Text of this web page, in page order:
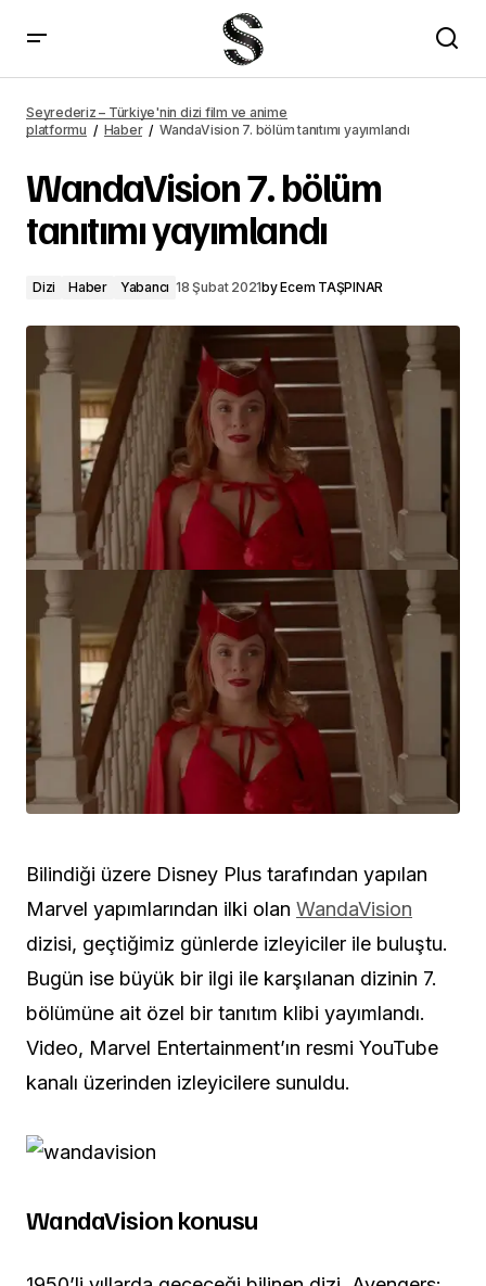
Seyrederiz – Türkiye'nin dizi film ve anime
platformu
Haber WandaVision 7. bölüm tanıtımı yayımlandı
WandaVision 7. bölüm
tanıtımı yayımlandı
Dizi Haber Yabancı 18 Şubat 2021byEcem TAŞPINAR
Bilindiği üzere Disney Plus tarafından yapılan
Marvel yapımlarından ilki olan WandaVision
dizisi, geçtiğimiz günlerde izleyiciler ile buluştu.
Bugün ise büyük bir ilgi ile karşılanan dizinin 7.
bölümüne ait özel bir tanıtım klibi yayımlandı.
Video, Marvel Entertainment’ın resmi YouTube
kanalı üzerinden izleyicilere sunuldu.
WandaVision konusu